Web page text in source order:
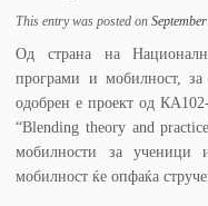
This entry was posted on
Од страна на
програми и мобилност,
одобрен е проект од
“Blending theory and
мобилности за ученици
мобилност ќе опфаќа